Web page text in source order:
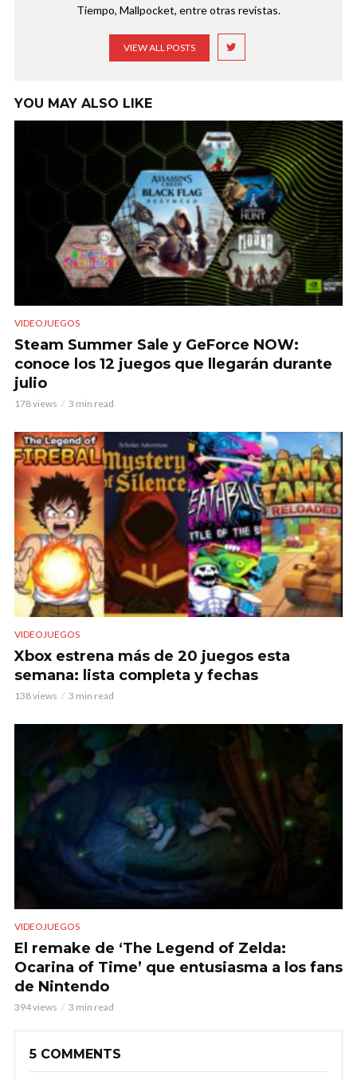
Tiempo, Mallpocket, entre otras revistas.
VIEW ALL POSTS
YOU MAY ALSO LIKE
VIDEOJUEGOS
Steam Summer Sale y GeForce NOW:
conoce los 12 juegos que llegarán durante
julio
178 views 3 min read
VIDEOJUEGOS
Xbox estrena más de 20 juegos esta
semana: lista completa y fechas
138 views 3 min read
VIDEOJUEGOS
El remake de ‘The Legend of Zelda:
Ocarina of Time’ que entusiasma a los fans
de Nintendo
394 views 3 min read
5 COMMENTS